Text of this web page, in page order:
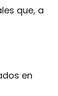
que, a
en